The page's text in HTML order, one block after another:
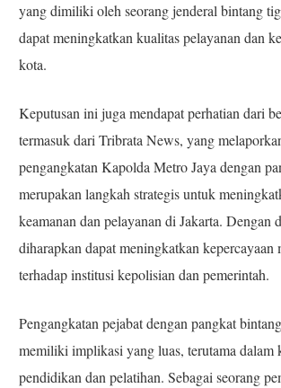
yang dimiliki oleh seorang jenderal bintang
dapat meningkatkan kualitas pelayanan dan
kota.
Keputusan ini juga mendapat perhatian dari
termasuk dari Tribrata News, yang
pengangkatan Kapolda Metro Jaya dengan
merupakan langkah strategis untuk
keamanan dan pelayanan di Jakarta. Dengan
diharapkan dapat meningkatkan kepercayaan
terhadap institusi kepolisian dan pemerintah.
Pengangkatan pejabat dengan pangkat
memiliki implikasi yang luas, terutama dalam
pendidikan dan pelatihan. Sebagai seorang